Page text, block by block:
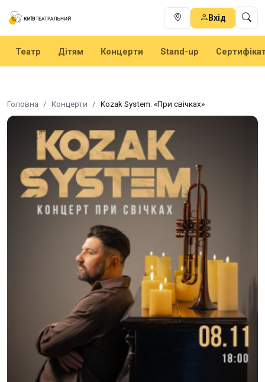
Вхід
Театр Дітям Концерти Stand-up
Головна Концерти Kozak System. «При свічках»